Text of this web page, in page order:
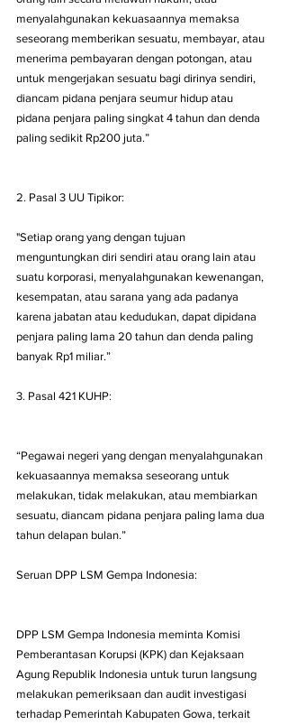
menyalahgunakan kekuasaannya memaksa
seseorang memberikan sesuatu, membayar, atau
menerima pembayaran dengan potongan, atau
untuk mengerjakan sesuatu bagi dirinya sendiri,
diancam pidana penjara seumur hidup atau
pidana penjara paling singkat 4 tahun dan denda
paling sedikit Rp200 juta.”
2. Pasal 3 UU Tipikor:
"Setiap orang yang dengan tujuan
menguntungkan diri sendiri atau orang lain atau
suatu korporasi, menyalahgunakan kewenangan,
kesempatan, atau sarana yang ada padanya
karena jabatan atau kedudukan, dapat dipidana
penjara paling lama 20 tahun dan denda paling
banyak Rp1 miliar.”
3. Pasal 421 KUHP:
“Pegawai negeri yang dengan menyalahgunakan
kekuasaannya memaksa seseorang untuk
melakukan, tidak melakukan, atau membiarkan
sesuatu, diancam pidana penjara paling lama dua
tahun delapan bulan.”
Seruan DPP LSM Gempa Indonesia:
DPP LSM Gempa Indonesia meminta Komisi
Pemberantasan Korupsi (KPK) dan Kejaksaan
Agung Republik Indonesia untuk turun langsung
melakukan pemeriksaan dan audit investigasi
terhadap Pemerintah Kabupaten Gowa, terkait